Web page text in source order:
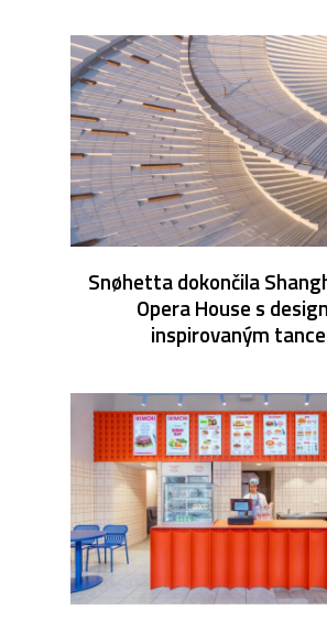
Snøhetta dokončila
Opera House s
inspirovaným